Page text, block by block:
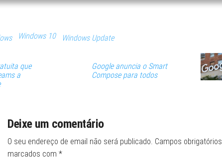
Windows 10 Windows Update
que
a
Google anuncia o Smart
Compose para todos
Deixe um comentário
O seu endereço de email não será publicado. Campos obrigatórios
marcados com *